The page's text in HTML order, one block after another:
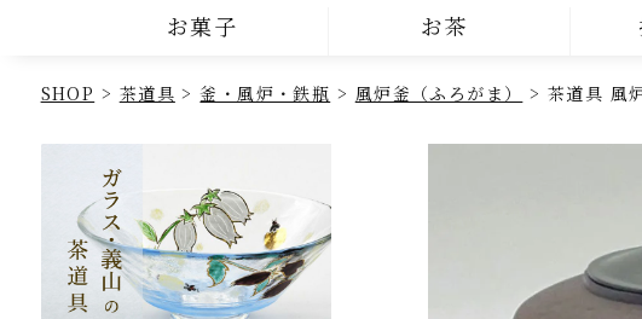
お菓子 お茶
SHOP 茶道具 釜・風炉・鉄瓶 風炉釜（ふろがま） 茶道具 風